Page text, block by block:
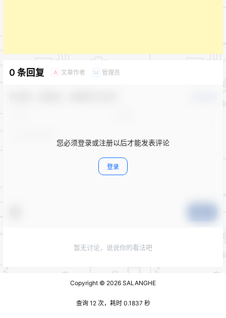
0 条回复 A 文章作者 M 管理员
您必须登录或注册以后才能发表评论
登录
暂无讨论，说说你的看法吧
Copyright © 2026 SALANGHE
查询 12 次，耗时 0.1837 秒